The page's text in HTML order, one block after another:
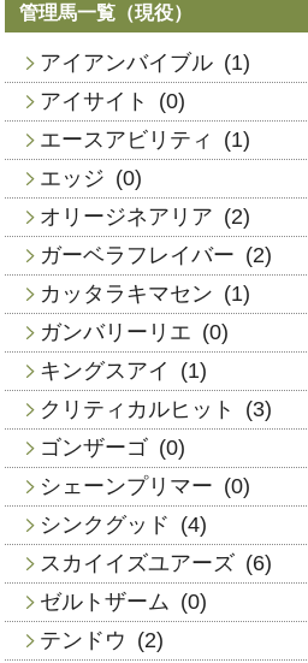
管理馬一覧（現役）
アイアンバイブル (1)
アイサイト
(0)
エースアビリティ
(1)
エッジ (0)
オリージネアリア (2)
ガーベラフレイバー (2)
カッタラキマセン (1)
ガンバリーリエ (0)
キングスアイ
(1)
クリティカルヒット
(3)
ゴンザーゴ (0)
シェーンプリマー (0)
シンクグッド (4)
スカイイズユアーズ (6)
ゼルトザーム (0)
テンドウ (2)